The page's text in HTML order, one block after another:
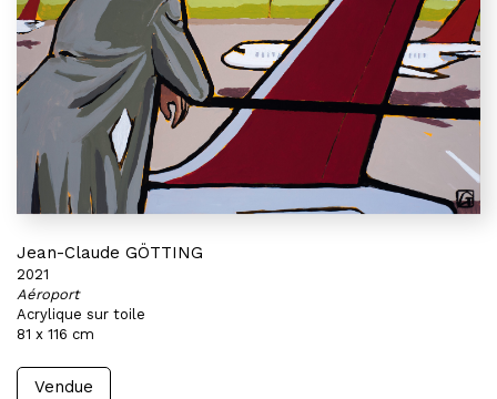
Jean-Claude GÖTTING
2021
Aéroport
Acrylique sur toile
81 x 116 cm
Vendue